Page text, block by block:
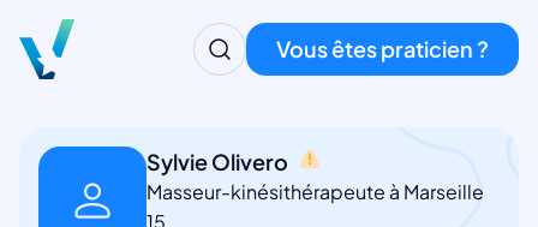
Vous êtes praticien ?
Sylvie Olivero
Masseur-kinésithérapeute à Marseille
15